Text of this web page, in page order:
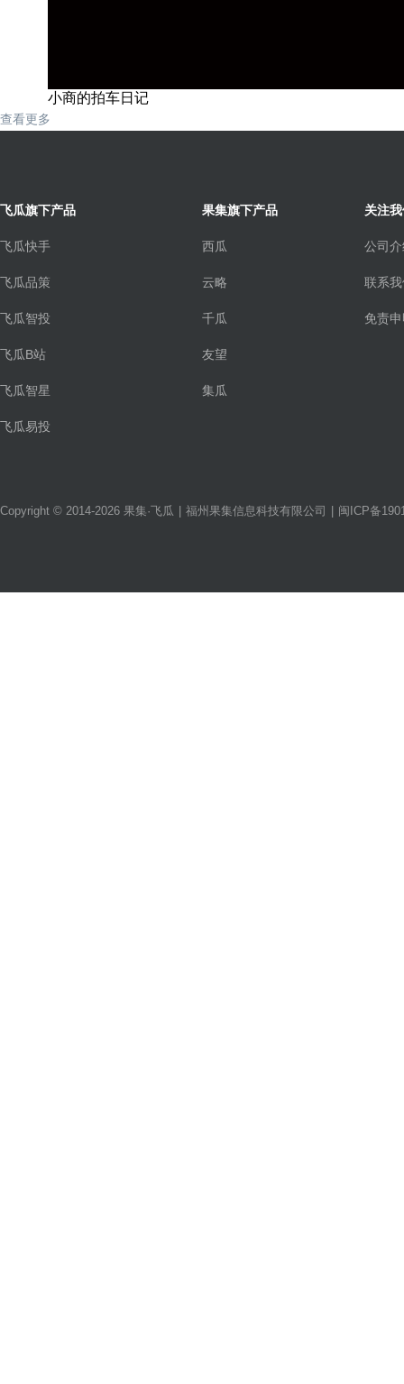
小商的拍车日记
查看更多
飞瓜旗下产品
飞瓜快手
飞瓜品策
飞瓜智投
飞瓜B站
飞瓜智星
飞瓜易投
果集旗下产品
西瓜
云略
千瓜
友望
集瓜
关注
公司
联系
免责
Copyright © 2014-2026 果集·飞瓜 福州果集信息科技有限公司 闽ICP备